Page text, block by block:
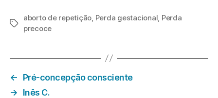
Etiquetas
aborto de repetição Perda gestacional Perda
precoce
←
Pré-concepção consciente
→
Inês C.